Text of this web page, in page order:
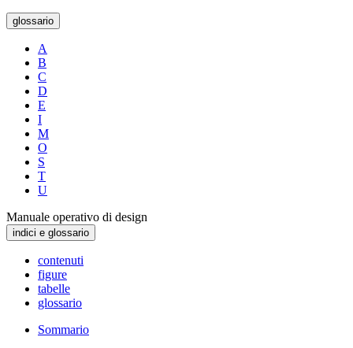
glossario
A
B
C
D
E
I
M
O
S
T
U
Manuale operativo di design
indici e glossario
contenuti
figure
tabelle
glossario
Sommario